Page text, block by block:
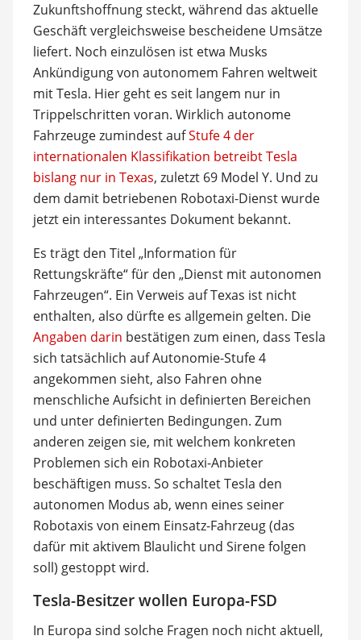
Zukunftshoffnung steckt, während das aktuelle
Geschäft vergleichsweise bescheidene Umsätze
liefert. Noch einzulösen ist etwa Musks
Ankündigung von autonomem Fahren weltweit
mit Tesla. Hier geht es seit langem nur in
Trippelschritten voran. Wirklich autonome
Fahrzeuge zumindest aufStufe 4 der
internationalen Klassifikation betreibt Tesla
bislang nur in Texas, zuletzt 69 Model Y. Und zu
dem damit betriebenen Robotaxi-Dienst wurde
jetzt ein interessantes Dokument bekannt.
Es trägt den Titel „Information für
Rettungskräfte“ für den „Dienst mit autonomen
Fahrzeugen“. Ein Verweis auf Texas ist nicht
enthalten, also dürfte es allgemein gelten. Die
Angaben darin bestätigen zum einen, dass Tesla
sich tatsächlich auf Autonomie-Stufe 4
angekommen sieht, also Fahren ohne
menschliche Aufsicht in definierten Bereichen
und unter definierten Bedingungen. Zum
anderen zeigen sie, mit welchem konkreten
Problemen sich ein Robotaxi-Anbieter
beschäftigen muss. So schaltet Tesla den
autonomen Modus ab, wenn eines seiner
Robotaxis von einem Einsatz-Fahrzeug (das
dafür mit aktivem Blaulicht und Sirene folgen
soll) gestoppt wird.
Tesla-Besitzer wollen Europa-FSD
In Europa sind solche Fragen noch nicht aktuell,